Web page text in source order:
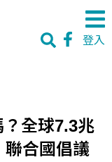
登入
全球7.3兆
聯合國倡議